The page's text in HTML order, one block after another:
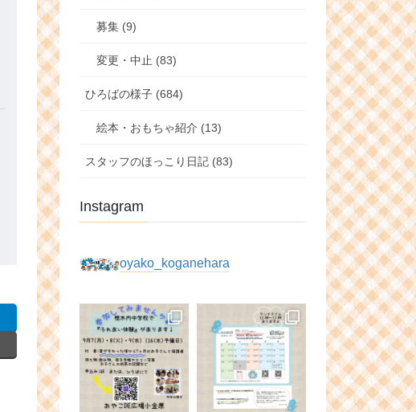
募集 (9)
変更・中止 (83)
ひろばの様子 (684)
絵本・おもちゃ紹介 (13)
スタッフのほっこり日記 (83)
Instagram
oyako_koganehara